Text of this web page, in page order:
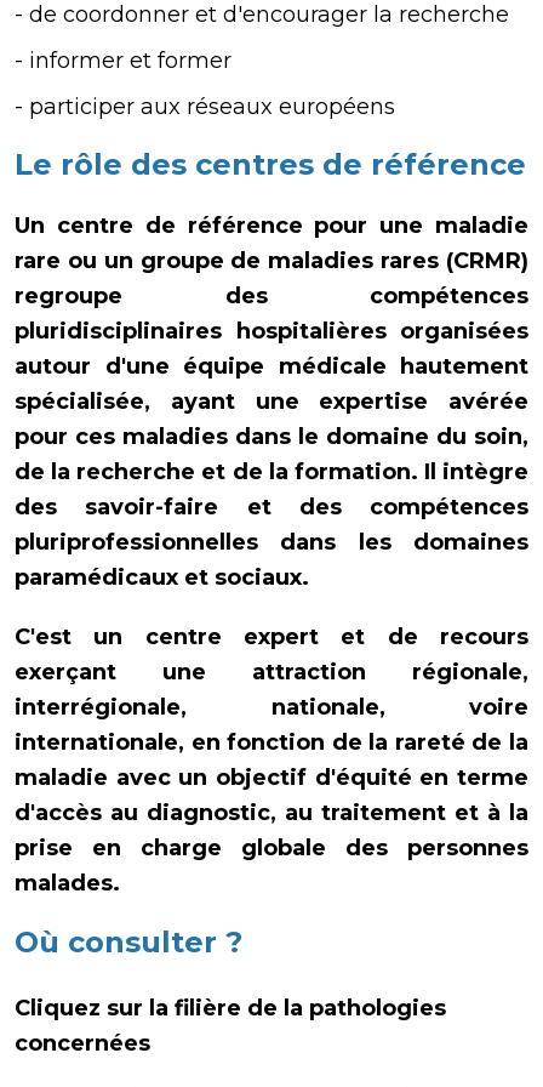
- de coordonner et d'encourager la recherche
- informer et former
- participer aux réseaux européens
Le rôle des centres de référence
Un centre de référence pour une maladie
rare ou un groupe de maladies rares (CRMR)
regroupe des compétences
pluridisciplinaires hospitalières organisées
autour d'une équipe médicale hautement
spécialisée, ayant une expertise avérée
pour ces maladies dans le domaine du soin,
de la recherche et de la formation. Il intègre
des savoir-faire et des compétences
pluriprofessionnelles dans les domaines
paramédicaux et sociaux.
C'est un centre expert et de recours
exerçant une attraction régionale,
interrégionale, nationale, voire
internationale, en fonction de la rareté de la
maladie avec un objectif d'équité en terme
d'accès au diagnostic, au traitement et à la
prise en charge globale des personnes
malades.
Où consulter ?
Cliquez sur la filière de la pathologies
concernées